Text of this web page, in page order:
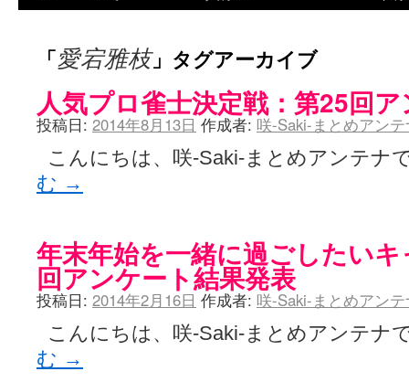
「愛宕雅枝」タグアーカイブ
人気プロ雀士決定戦：第25回
投稿日: 2014年8月13日 作成者: 咲-Saki-まとめアン
こんにちは、咲-Saki-まとめアンテ
む →
年末年始を一緒に過ごしたい
回アンケート結果発表
投稿日: 2014年2月16日 作成者: 咲-Saki-まとめアン
こんにちは、咲-Saki-まとめアンテ
む →